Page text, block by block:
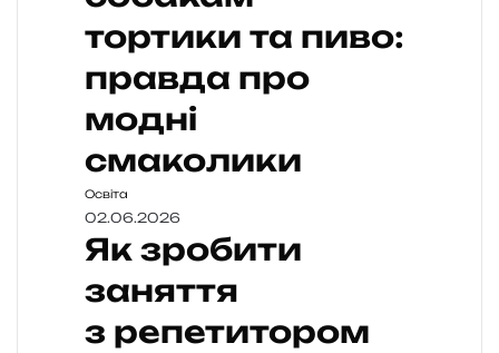
тортики та пиво:
правда про
модні
смаколики
Освіта
02.06.2026
Як зробити
заняття
з репетитором